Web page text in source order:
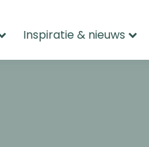
Inspiratie & nieuws